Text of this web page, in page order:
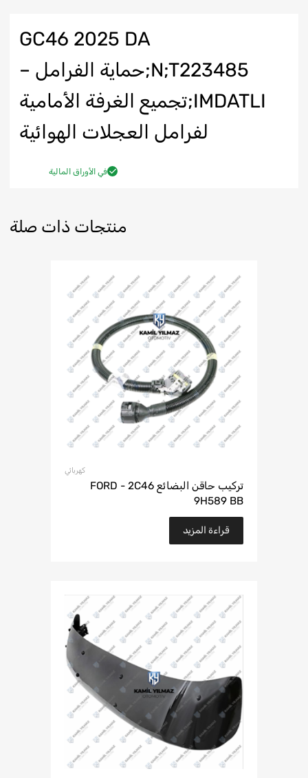
GC46 2025 DA
N;T223485;حماية الفرامل –
IMDATLI;تجميع الغرفة الأمامية
لفرامل العجلات الهوائية
في الأوراق المالية
منتجات ذات صلة
كهربائي
تركيب حاقن البضائع FORD - 2C46
9H589 BB
قراءة المزيد